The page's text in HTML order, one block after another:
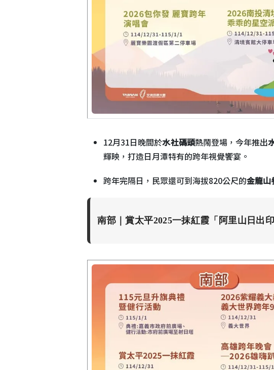
12月31日晚間於水社碼頭熱鬧登場，今年推出
輝映，打造日月潭特有的跨年視覺饗宴。
跨年完隔日，民眾還可到海拔820公尺的金龍山
南部｜賞太平2025一抹紅霞「阿里山日出印